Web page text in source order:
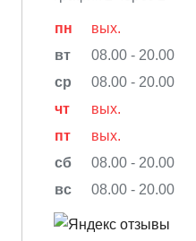
пн
вых.
вт
08.00 - 20.00
ср
08.00 - 20.00
чт
вых.
пт
вых.
сб
08.00 - 20.00
вс
08.00 - 20.00